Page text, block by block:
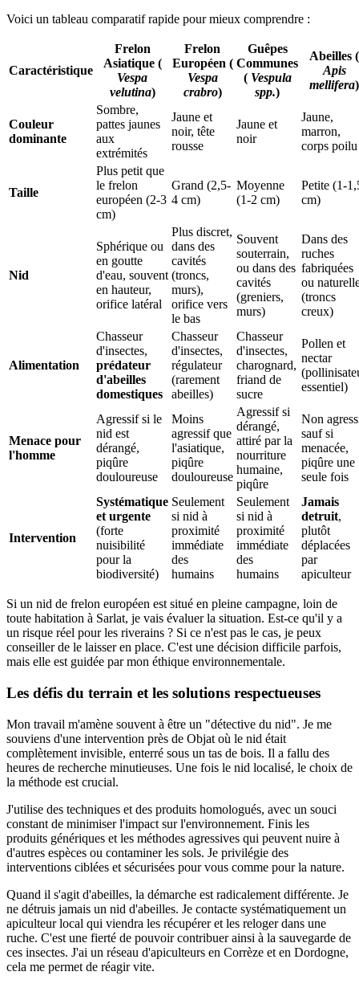
Voici un tableau comparatif rapide pour mieux comprendre :
Caractéristique
Frelon
Asiatique (
Vespa
velutina)
Frelon
Européen (
Vespa
crabro)
Guêpes
Communes
( Vespula
spp.)
Abeilles (
Apis
mellifera)
Couleur
dominante
Sombre,
pattes jaunes
aux
extrémités
Jaune et
noir, tête
rousse
Jaune et
noir
Jaune,
marron,
corps poilu
Taille
Plus petit que
le frelon
européen (2-3
cm)
Grand (2,5-
4 cm)
Moyenne
(1-2 cm)
Petite (1-
cm)
Nid
Sphérique ou
en goutte
d'eau, souvent
en hauteur,
orifice latéral
Plus discret,
dans des
cavités
(troncs,
murs),
orifice vers
le bas
Souvent
souterrain,
ou dans des
cavités
(greniers,
murs)
Dans des
ruches
fabriquées
ou
(troncs
creux)
Alimentation
Chasseur
d'insectes,
prédateur
d'abeilles
domestiques
Chasseur
d'insectes,
régulateur
(rarement
abeilles)
Chasseur
d'insectes,
charognard,
friand de
sucre
Pollen et
nectar
essentiel)
Menace pour
l'homme
Agressif si le
nid est
dérangé,
piqûre
douloureuse
Moins
agressif que
l'asiatique,
piqûre
douloureuse
Agressif si
dérangé,
attiré par la
nourriture
humaine,
piqûre
Non
sauf si
menacée,
piqûre une
seule fois
Intervention
Systématique
et urgente
(forte
nuisibilité
pour la
biodiversité)
Seulement
si nid à
proximité
immédiate
des
humains
Seulement
si nid à
proximité
immédiate
des
humains
Jamais
detruit,
plutôt
déplacées
par
apiculteur
Si un nid de frelon européen est situé en pleine campagne, loin de
toute habitation à Sarlat, je vais évaluer la situation. Est-ce qu'il y a
un risque réel pour les riverains ? Si ce n'est pas le cas, je peux
conseiller de le laisser en place. C'est une décision difficile parfois,
mais elle est guidée par mon éthique environnementale.
Les défis du terrain et les solutions respectueuses
Mon travail m'amène souvent à être un "détective du nid". Je me
souviens d'une intervention près de Objat où le nid était
complètement invisible, enterré sous un tas de bois. Il a fallu des
heures de recherche minutieuses. Une fois le nid localisé, le choix de
la méthode est crucial.
J'utilise des techniques et des produits homologués, avec un souci
constant de minimiser l'impact sur l'environnement. Finis les
produits génériques et les méthodes agressives qui peuvent nuire à
d'autres espèces ou contaminer les sols. Je privilégie des
interventions ciblées et sécurisées pour vous comme pour la nature.
Quand il s'agit d'abeilles, la démarche est radicalement différente. Je
ne détruis jamais un nid d'abeilles. Je contacte systématiquement un
apiculteur local qui viendra les récupérer et les reloger dans une
ruche. C'est une fierté de pouvoir contribuer ainsi à la sauvegarde de
ces insectes. J'ai un réseau d'apiculteurs en Corrèze et en Dordogne,
cela me permet de réagir vite.